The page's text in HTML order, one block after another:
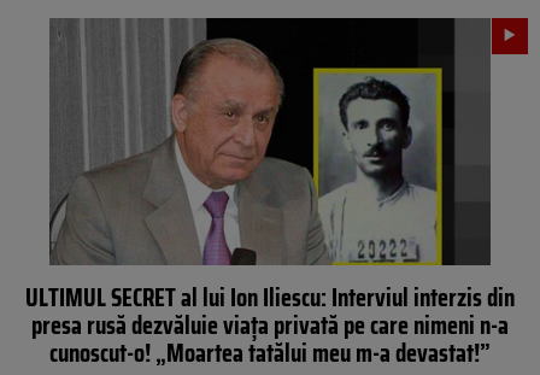
ULTIMUL SECRET al lui Ion Iliescu: Interviul interzis din
presa rusă dezvăluie viața privată pe care nimeni n-a
cunoscut-o! „Moartea tatălui meu m-a devastat!”